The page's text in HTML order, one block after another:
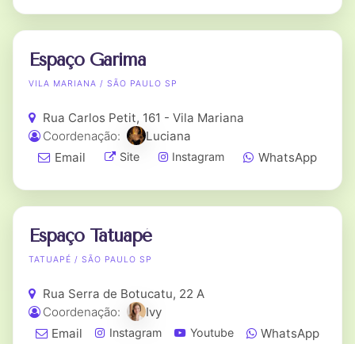
Espaço Garima
VILA MARIANA / SÃO PAULO SP
Rua Carlos Petit, 161 - Vila Mariana
Coordenação:
Luciana
Email
Site Instagram WhatsApp
Espaço Tatuapé
TATUAPÉ / SÃO PAULO SP
Rua Serra de Botucatu, 22 A
Coordenação:
Ivy
Email
Instagram Youtube WhatsApp